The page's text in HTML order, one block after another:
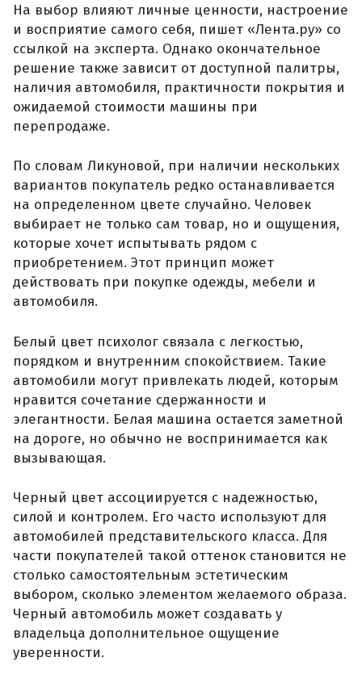
На выбор влияют личные ценности, настроение
и восприятие самого себя, пишет «Лента.ру» со
ссылкой на эксперта. Однако окончательное
решение также зависит от доступной палитры,
наличия автомобиля, практичности покрытия и
ожидаемой стоимости машины при
перепродаже.
По словам Ликуновой, при наличии нескольких
вариантов покупатель редко останавливается
на определенном цвете случайно. Человек
выбирает не только сам товар, но и ощущения,
которые хочет испытывать рядом с
приобретением. Этот принцип может
действовать при покупке одежды, мебели и
автомобиля.
Белый цвет психолог связала с легкостью,
порядком и внутренним спокойствием. Такие
автомобили могут привлекать людей, которым
нравится сочетание сдержанности и
элегантности. Белая машина остается заметной
на дороге, но обычно не воспринимается как
вызывающая.
Черный цвет ассоциируется с надежностью,
силой и контролем. Его часто используют для
автомобилей представительского класса. Для
части покупателей такой оттенок становится не
столько самостоятельным эстетическим
выбором, сколько элементом желаемого образа.
Черный автомобиль может создавать у
владельца дополнительное ощущение
уверенности.